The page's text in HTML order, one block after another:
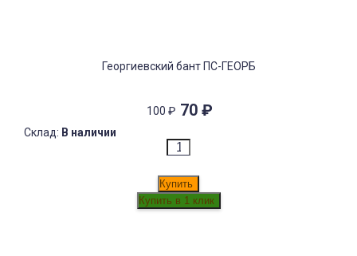
Георгиевский бант ПС-ГЕОРБ
100 ₽ 70 ₽
Склад: В наличии
Купить